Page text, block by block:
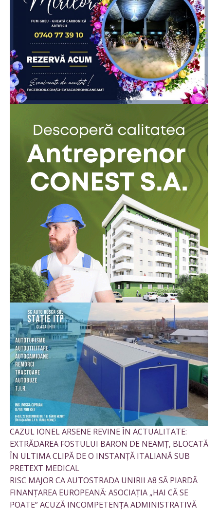
CAZUL IONEL ARSENE REVINE ÎN ACTUALITATE:
EXTRĂDAREA FOSTULUI BARON DE NEAMȚ, BLOCATĂ
ÎN ULTIMA CLIPĂ DE O INSTANȚĂ ITALIANĂ SUB
PRETEXT MEDICAL
RISC MAJOR CA AUTOSTRADA UNIRII A8 SĂ PIARDĂ
FINANȚAREA EUROPEANĂ: ASOCIAȚIA „HAI CĂ SE
POATE” ACUZĂ INCOMPETENȚA ADMINISTRATIVĂ